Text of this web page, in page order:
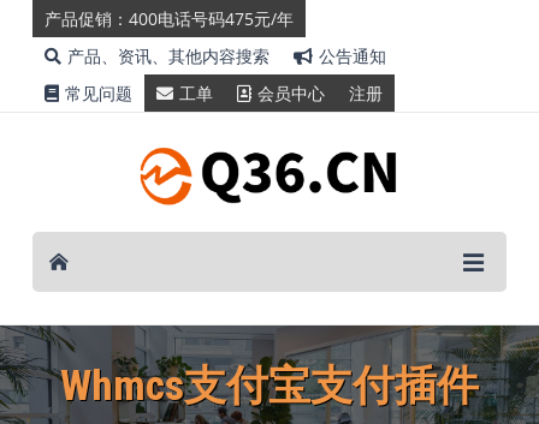
产品促销：400电话号码475元/年
产品、资讯、其他内容搜索
公告通知
常见问题
工单 会员中心 注册
Whmcs支付宝支付插件